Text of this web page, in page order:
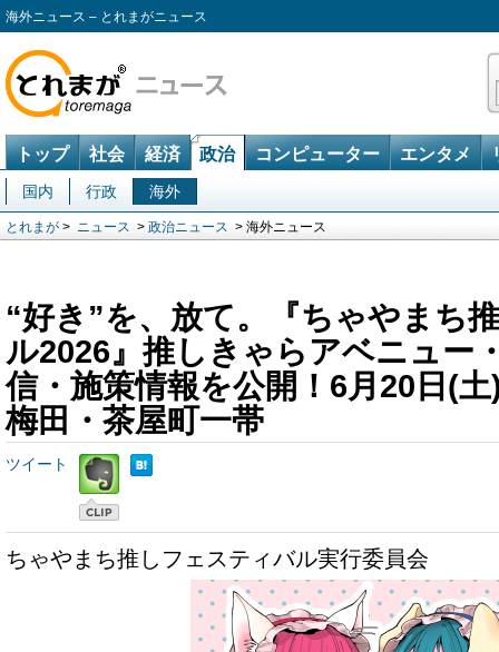
海外ニュース – とれまがニュース
トップ 社会 経済 政治 コンピューター エンタメ
国内 行政 海外
とれまが > ニュース > 政治ニュース > 海外ニュース
“好き”を、放て。『ちゃやまち
ル2026』推しきゃらアベニュー
信・施策情報を公開！6月20日(
梅田・茶屋町一帯
ツイート
ちゃやまち推しフェスティバル実行委員会